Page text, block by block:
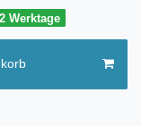
Werktage